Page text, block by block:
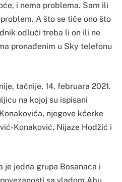
i nema problema. Sam ili
A što se tiče ono što
odluči treba li on ili ne
pronađenim u Sky telefonu
tačnije, 14. februara 2021.
na kojoj su ispisani
njegove kćerke
Konaković, Nijaze Hodžić i
je jedna grupa Bosanaca i